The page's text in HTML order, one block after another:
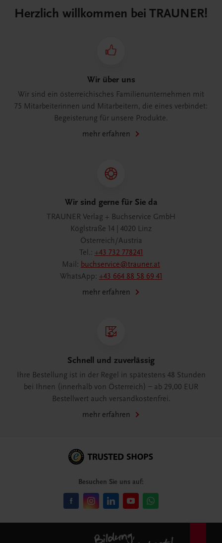
Herzlich willkommen bei TRAUNER!
Wir über uns
Wir sind ein österreichisches Familienunternehmen mit
75 Mitarbeiterinnen und Mitarbeitern, die eines verbindet:
Begeisterung für unsere Produkte.
mehr erfahren
Wir sind gerne für Sie da
TRAUNER Verlag + Buchservice GmbH
Köglstraße 14 | 4020 Linz
Österreich/Austria
Tel.: +43 732 778241
Mail: buchservice@trauner.at
WhatsApp: +43 664 88 58 69 41
mehr erfahren
Schnell und zuverlässig
Ihre Bestellung ist in der Regel in spätestens 48 Stunden
bei Ihnen (innerhalb von Österreich) – ab 29,00 EUR
Bestellwert auch versandkostenfrei.
mehr erfahren
Besuchen Sie uns auf: